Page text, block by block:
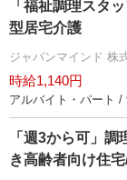
「福祉調理スタ
型居宅介護
ジャパンマインド 株
時給1,140円
アルバイト・パート /
「週3から可」
き高齢者向け住